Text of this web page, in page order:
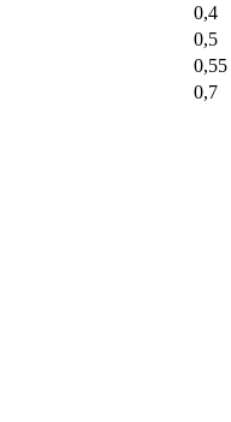
0,4
0,5
0,55
0,7